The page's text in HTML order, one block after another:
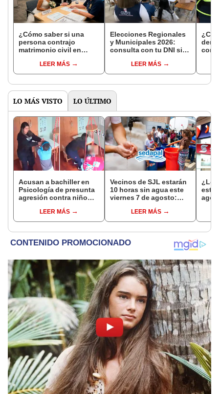
¿Cómo saber si una
persona contrajo
matrimonio civil en
LEER MÁS
Elecciones Regionales
y Municipales 2026:
consulta con tu DNI si
de mesa para este 4 de
octubre en el link oficial
LEER MÁS
con
LO MÁS VISTO LO ÚLTIMO
Acusan a bachiller en
Psicología de presunta
agresión contra niño
cámaras captan el
hecho
LEER MÁS
Vecinos de SJL estarán
10 horas sin agua este
viernes 7 de agosto:
afectadas, según
Sedapal
LEER MÁS
este